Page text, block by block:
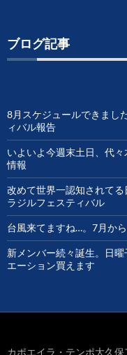
ブログ記事
8月スケジュールできまし
ィバル報告
いよいよ今週末土日、代
情報
改めて世界一認知されて
ラジルフェスティバル
台風来てますね…。7月か
新メンバー続々誕生。日
エーション買えます
カポエイラ・テンポ大久